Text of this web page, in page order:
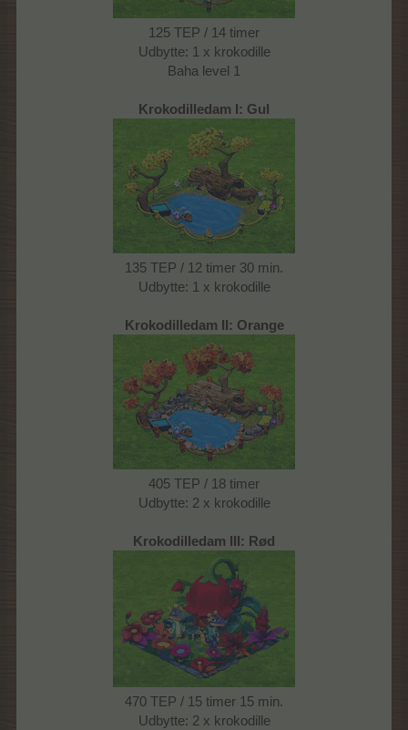
125 TEP / 14 timer
Udbytte: 1 x krokodille
Baha level 1
Krokodilledam I: Gul
135 TEP / 12 timer 30 min.
Udbytte: 1 x krokodille
Krokodilledam II: Orange
405 TEP / 18 timer
Udbytte: 2 x krokodille
Krokodilledam III: Rød
470 TEP / 15 timer 15 min.
Udbytte: 2 x krokodille